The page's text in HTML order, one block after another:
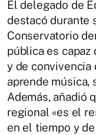
El delegado de
destacó durante
Conservatorio
pública es
y de convivencia
aprende música,
Además, añadió
regional «es el
en el tiempo y